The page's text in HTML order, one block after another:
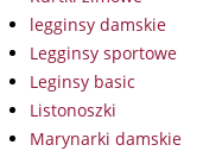
legginsy damskie
Legginsy sportowe
Leginsy basic
Listonoszki
Marynarki damskie